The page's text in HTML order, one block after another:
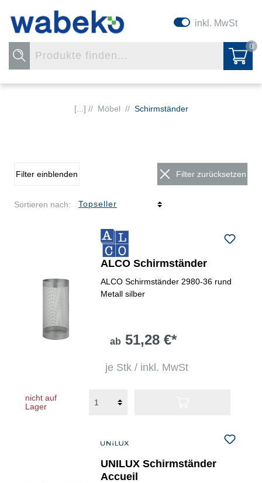
inkl. MwSt
0
[...] // Möbel // Schirmständer
Filter einblenden Filter zurücksetzen
Sortieren nach:
ALCO Schirmständer
ALCO Schirmständer 2980-36 rund
Metall silber
ab 51,28 €*
je Stk / inkl. MwSt
nicht auf
Lager
UNILUX Schirmständer
Accueil